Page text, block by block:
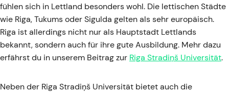
fühlen sich in Lettland besonders wohl. Die lettischen Städte
wie Riga, Tukums oder Sigulda gelten als sehr europäisch.
Riga ist allerdings nicht nur als Hauptstadt Lettlands
bekannt, sondern auch für ihre gute Ausbildung. Mehr dazu
erfährst du in unserem Beitrag zur Riga Stradiņš Universität.
Neben der Riga Stradiņš Universität bietet auch die